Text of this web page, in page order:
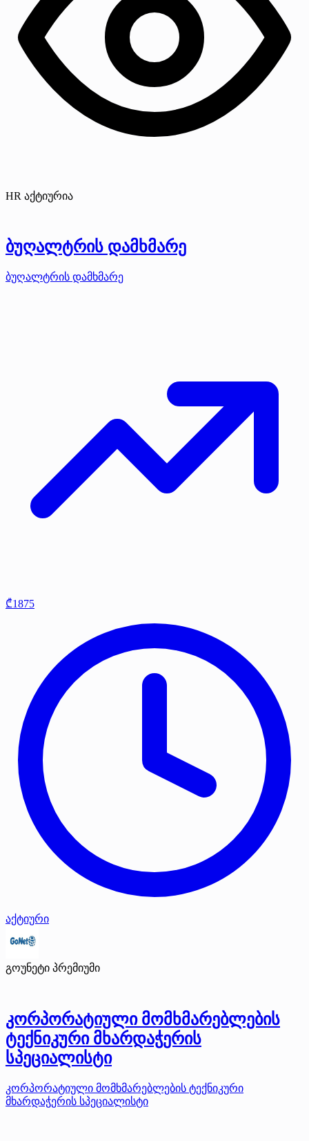
HR აქტიურია
ბუღალტრის დამხმარე
ბუღალტრის დამხმარე
₾1875
აქტიური
გოუნეტი პრემიუმი
კორპორატიული მომხმარებლების
ტექნიკური მხარდაჭერის
სპეციალისტი
კორპორატიული მომხმარებლების ტექნიკური
მხარდაჭერის სპეციალისტი